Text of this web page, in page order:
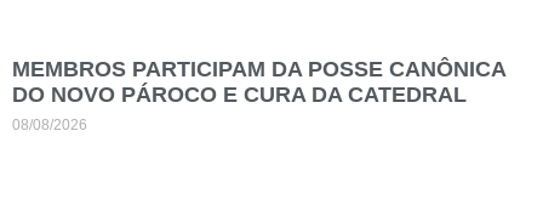
MEMBROS PARTICIPAM DA POSSE CANÔNICA
DO NOVO PÁROCO E CURA DA CATEDRAL
08/08/2026